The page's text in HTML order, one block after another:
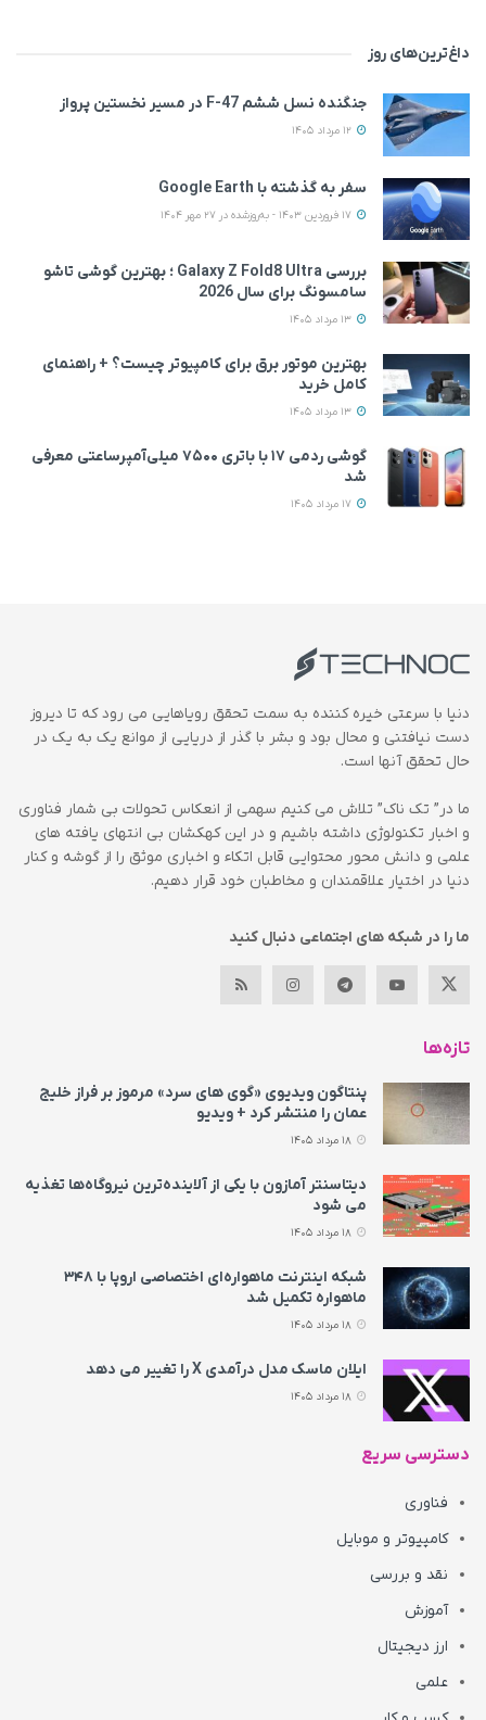
داغ‌ترین‌های روز
جنگنده نسل ششم F-47 در مسیر نخستین پرواز
سفر به گذشته با Google Earth
بررسی Galaxy Z Fold8 Ultra ؛ بهترین گوشی تاشو
سامسونگ برای سال 2026
بهترین موتور برق برای کامپیوتر چیست؟ + راهنمای
کامل خرید
گوشی ردمی ۱۷ با باتری ۷۵۰۰ میلی‌آمپرساعتی معرفی
شد
دنیا با سرعتی خیره کننده به سمت تحقق رویاهایی می رود که تا دیروز
دست نیافتنی و محال بود و بشر با گذر از دریایی از موانع یک به یک در
حال تحقق آنها است.
ما در” تک ناک” تلاش می کنیم سهمی از انعکاس تحولات بی شمار فناوری
و اخبار تکنولوژی داشته باشیم و در این کهکشان بی انتهای یافته های
علمی و دانش محور محتوایی قابل اتکاء و اخباری موثق را از گوشه و کنار
دنیا در اختیار علاقمندان و مخاطبان خود قرار دهیم.
ما را در شبکه های اجتماعی دنبال کنید
تازه‌ها
پنتاگون ویدیوی «گوی های سرد» مرموز بر فراز خلیج
عمان را منتشر کرد + ویدیو
دیتاسنتر آمازون با یکی از آلاینده‌ترین نیروگاه‌ها تغذیه
می‌ شود
شبکه اینترنت ماهواره‌ای اختصاصی اروپا با ۳۴۸
ماهواره تکمیل شد
ایلان ماسک مدل درآمدی X را تغییر می‌ دهد
دسترسی سریع
فناوری
کامپیوتر و موبایل
نقد و بررسی
آموزش
ارز دیجیتال
علمی